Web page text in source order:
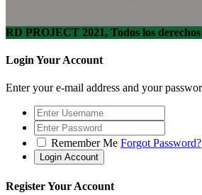
RD PROJECT 2021, Todos los
Login Your Account
Enter your e-mail address and your
Remember Me Forgot Password?
Register Your Account